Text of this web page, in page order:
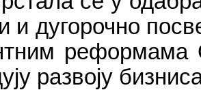
и дугорочно
развоју